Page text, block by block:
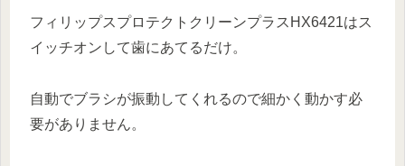
フィリップスプロテクトクリーンプラスHX6421はス
イッチオンして歯にあてるだけ。
自動でブラシが振動してくれるので細かく動かす必
要がありません。